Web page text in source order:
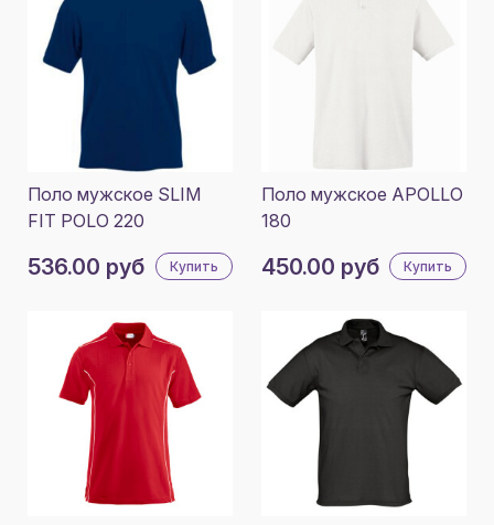
Поло мужское SLIM
FIT POLO 220
536.00 руб Купить
Поло мужское APOLLO
180
450.00 руб Купить